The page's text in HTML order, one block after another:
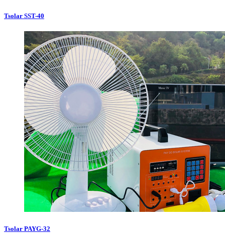
Tsolar SST-40
Tsolar PAYG-32